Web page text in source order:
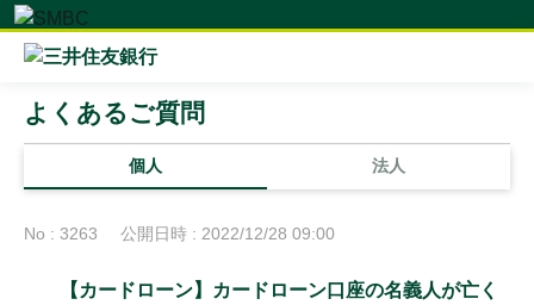
個人 法人
よくあるご質問
No : 3263 公開日時 : 2022/12/28 09:00
【カードローン】カードローン口座の名義人が亡く